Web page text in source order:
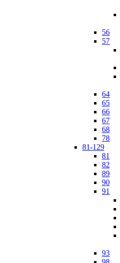
56
57
64
65
66
67
68
78
81-129
81
82
89
90
91
93